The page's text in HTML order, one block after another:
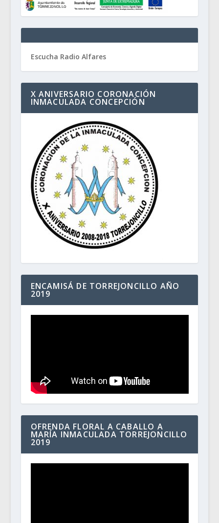
Escucha Radio Alfares
X ANIVERSARIO CORONACIÓN
INMACULADA CONCEPCIÓN
ENCAMISÁ DE TORREJONCILLO AÑO
2019
OFRENDA FLORAL A CABALLO A
MARÍA INMACULADA TORREJONCILLO
2019